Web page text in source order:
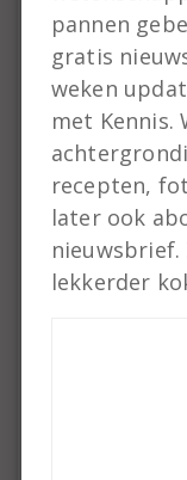
zich na
smaak van
veranderen.
is daarom
Maillard-
worden er
pannen
gratis
weken
met Kennis.
recepten,
later ook
nieuwsbrief.
lekkerder